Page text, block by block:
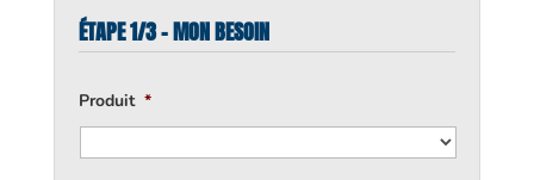
ÉTAPE 1/3 - MON BESOIN
Produit *